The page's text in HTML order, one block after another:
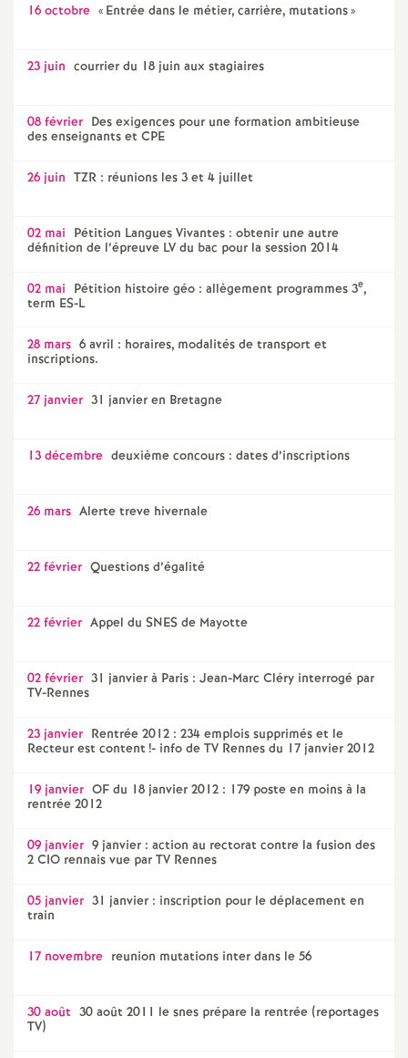
16 octobre « Entrée dans le métier, carrière, mutations»
23 juin courrier du 18 juin aux stagiaires
08 février Des exigences pour une formation ambitieuse
des enseignants et CPE
26 juin TZR : réunions les 3 et 4 juillet
02 mai Pétition Langues Vivantes : obtenir une autre
définition de l’épreuve LV du bac pour la session 2014
02 mai Pétition histoire géo : allègement programmes 3e,
term ES-L
28 mars 6 avril : horaires, modalités de transport et
inscriptions.
27 janvier 31 janvier en Bretagne
13 décembre deuxième concours : dates d’inscriptions
26 mars Alerte treve hivernale
22 février Questions d’égalité
22 février Appel du SNES de Mayotte
02 février 31 janvier à Paris : Jean-Marc Cléry interrogé par
TV-Rennes
23 janvier Rentrée 2012 : 234 emplois supprimés et le
Recteur est content!- info de TV Rennes du 17 janvier 2012
19 janvier OF du 18 janvier 2012 : 179 poste en moins à la
rentrée 2012
09 janvier 9 janvier : action au rectorat contre la fusion des
2 CIO rennais vue par TV Rennes
05 janvier 31 janvier : inscription pour le déplacement en
train
17 novembre reunion mutations inter dans le 56
30 août 30 août 2011 le snes prépare la rentrée (reportages
TV)